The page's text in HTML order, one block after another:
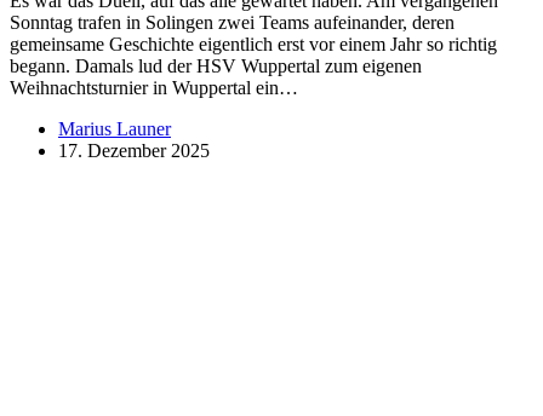
Sonntag trafen in Solingen zwei Teams aufeinander, deren
gemeinsame Geschichte eigentlich erst vor einem Jahr so richtig
begann. Damals lud der HSV Wuppertal zum eigenen
Weihnachtsturnier in Wuppertal ein…
Marius Launer
17. Dezember 2025